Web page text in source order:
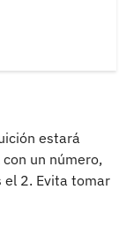
estará
un número,
el 2. Evita tomar